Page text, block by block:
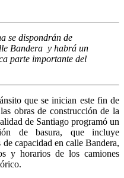
se dispondrán de
Bandera y habrá un
parte importante del
que se inician este fin de
obras de construcción de la
de Santiago programó un
de basura, que incluye
capacidad en calle Bandera,
y horarios de los camiones